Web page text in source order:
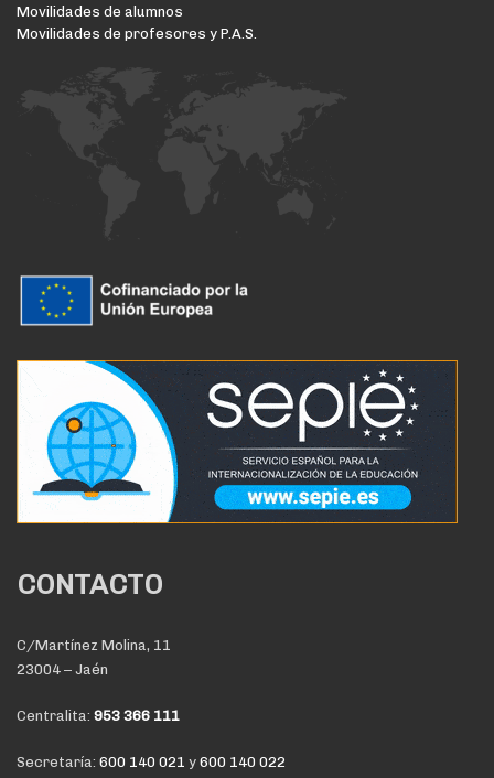
Movilidades de alumnos
Movilidades de profesores y P.A.S.
CONTACTO
C/Martínez Molina, 11
23004 – Jaén
Centralita: 953 366 111
Secretaría: 600 140 021 y 600 140 022